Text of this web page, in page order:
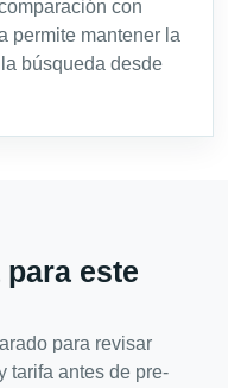
con
permite mantener la
búsqueda desde
este
para revisar
tarifa antes de pre-